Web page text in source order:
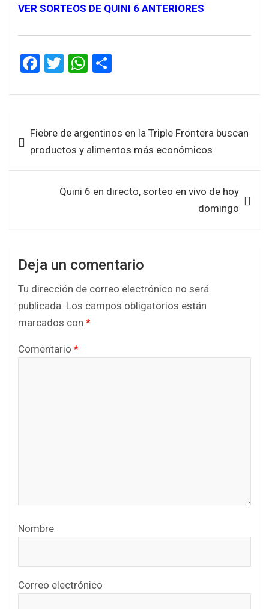
VER SORTEOS DE QUINI 6 ANTERIORES
F
ce
o
o
k
T
tt
W
at
A
p
p
ar
de
entradas
Fiebre de argentinos en la Triple Frontera buscan
productos y alimentos más económicos
Quini 6 en directo, sorteo en vivo de hoy
domingo
Deja un comentario
Tu dirección de correo electrónico no será
publicada. Los campos obligatorios están
marcados con *
Comentario *
Nombre
Correo electrónico